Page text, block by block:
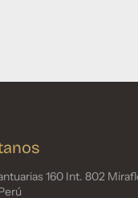
160 Int. 802